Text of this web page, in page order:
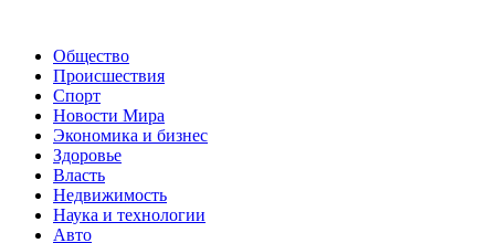
Общество
Происшествия
Спорт
Новости Мира
Экономика и бизнес
Здоровье
Власть
Недвижимость
Наука и технологии
Авто